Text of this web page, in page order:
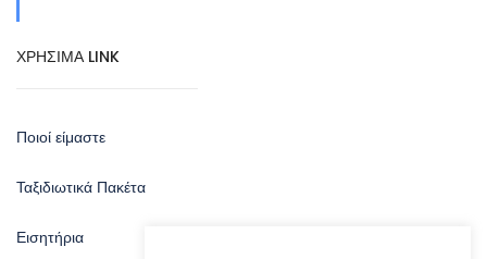
ΧΡΗΣΙΜΑ LINK
Ποιοί είμαστε
Ταξιδιωτικά Πακέτα
Εισητήρια